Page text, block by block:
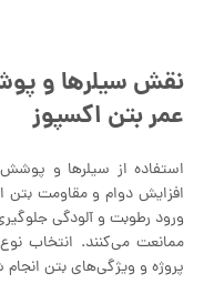
نقش سیلرها و
عمر بتن اکسپوز
استفاده از سیلرها و
افزایش دوام و مقاومت بتن
ورود رطوبت و آلودگی
ممانعت می‌کنند. انتخاب
پروژه و ویژگی‌های بتن